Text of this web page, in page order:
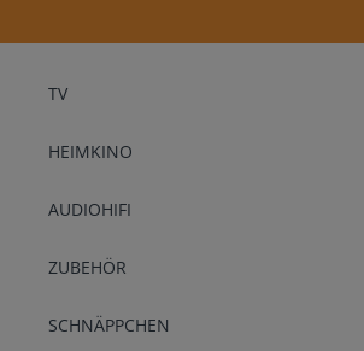
TV
HEIMKINO
AUDIOHIFI
ZUBEHÖR
SCHNÄPPCHEN